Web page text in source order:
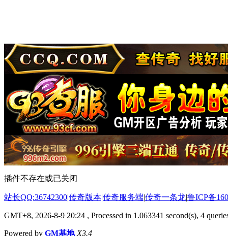
插件不存在或已关闭
站长QQ:36742300|传奇版本|传奇服务端|传奇一条龙|鲁ICP备
GMT+8, 2026-8-9 20:24 , Processed in 1.063341 second(s), 4
Powered by GM基地 X3.4